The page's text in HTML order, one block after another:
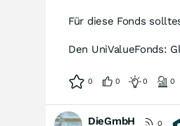
Für diese Fonds
Den UniValueFonds:
0 0 0 0
DieGmbH
0